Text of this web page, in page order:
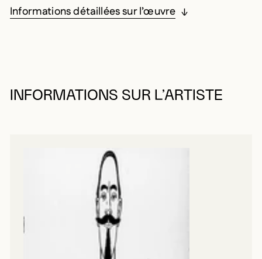
Informations détaillées sur l’œuvre
INFORMATIONS SUR L’ARTISTE